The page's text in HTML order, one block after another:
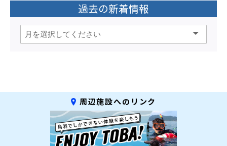
過去の新着情報
周辺施設へのリンク